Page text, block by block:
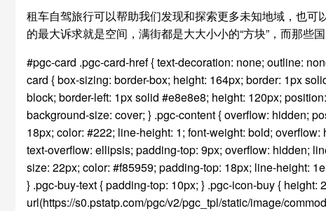
租车自驾旅行可以帮助我们发现和探索更多未知地域，也
的最大诉求就是空间，满街都是大大小小的“方块”，而那些
#pgc-card .pgc-card-href { text-decoration: none; outline:
card { box-sizing: border-box; height: 164px; border: 1px
block; border-left: 1px solid #e8e8e8; height: 120px;
background-size: cover; } .pgc-content { overflow: hidden;
18px; color: #222; line-height: 1; font-weight: bold;
text-overflow: ellipsis; padding-top: 9px; overflow: hidden;
size: 22px; color: #f85959; padding-top: 18px; line-height:
} .pgc-buy-text { padding-top: 10px; } .pgc-icon-buy {
url(https://s0.pstatp.com/pgc/v2/pgc_tpl/static/image/